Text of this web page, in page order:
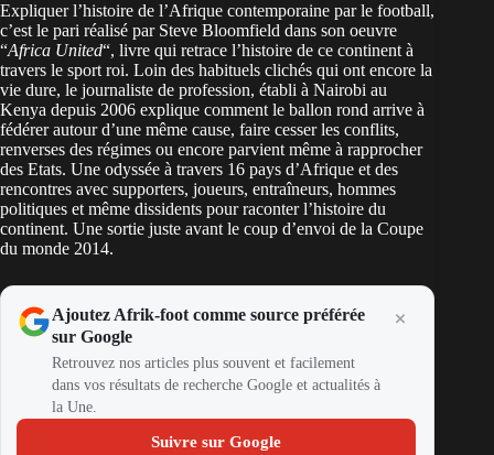
Expliquer l’histoire de l’Afrique contemporaine par le football,
c’est le pari réalisé par Steve Bloomfield dans son oeuvre
“Africa United“, livre qui retrace l’histoire de ce continent à
travers le sport roi. Loin des habituels clichés qui ont encore la
vie dure, le journaliste de profession, établi à Nairobi au
Kenya depuis 2006 explique comment le ballon rond arrive à
fédérer autour d’une même cause, faire cesser les conflits,
renverses des régimes ou encore parvient même à rapprocher
des Etats. Une odyssée à travers 16 pays d’Afrique et des
rencontres avec supporters, joueurs, entraîneurs, hommes
politiques et même dissidents pour raconter l’histoire du
continent. Une sortie juste avant le coup d’envoi de la Coupe
du monde 2014.
Ajoutez Afrik-foot comme source préférée
sur Google
Retrouvez nos articles plus souvent et facilement
dans vos résultats de recherche Google et actualités à
la Une.
Suivre sur Google